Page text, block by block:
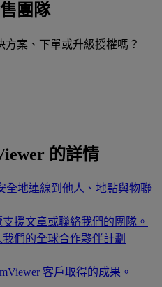
團隊
案、下單或升級授權嗎？
的詳情
全地連線到他人、地點與物聯
支援文章或聯絡我們的團隊。
我們的全球合作夥伴計劃
客戶取得的成果。